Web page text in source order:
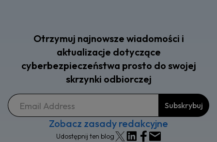
Otrzymuj najnowsze wiadomości i
aktualizacje dotyczące
cyberbezpieczeństwa prosto do swojej
skrzynki odbiorczej
Zobacz zasady redakcyjne
Udostępnij ten blog